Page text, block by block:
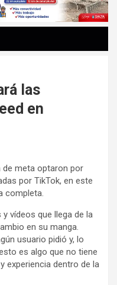
las
en
de meta optaron por
por TikTok, en este
completa.
vídeos que llega de la
en su manga.
usuario pidió y, lo
es algo que no tiene
experiencia dentro de la